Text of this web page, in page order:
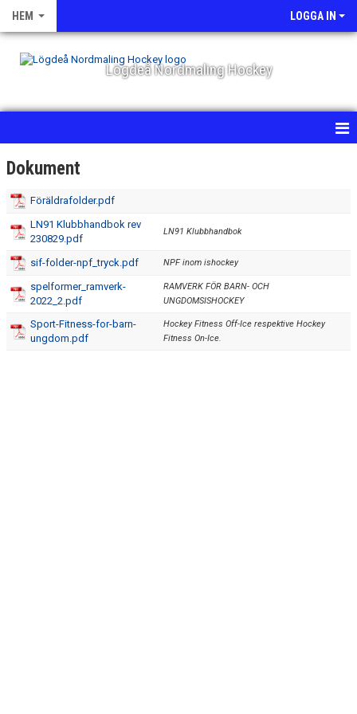
HEM LOGGA IN
Lögdeå Nordmaling Hockey
HEM
NYHETER
OM KLUBBEN
KALENDER
MATCHER
BILDGALLERI
Dokument
Föräldrafolder.pdf
LN91 Klubbhandbok rev
230829.pdf
LN91 Klubbhandbok
sif-folder-npf_tryck.pdf NPF inom ishockey
spelformer_ramverk-
2022_2.pdf
RAMVERK FÖR BARN- OCH
UNGDOMSISHOCKEY
Sport-Fitness-for-barn-
ungdom.pdf
Hockey Fitness Off-Ice respektive Hockey
Fitness On-Ice.